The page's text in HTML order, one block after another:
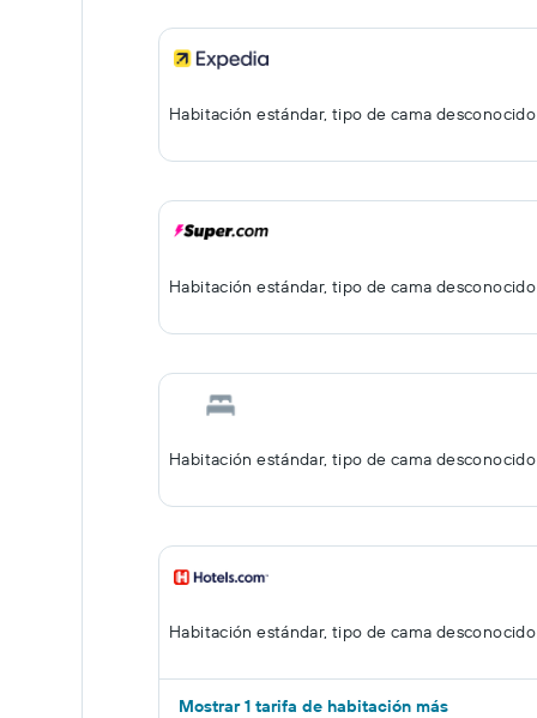
Habitación estándar, tipo de cama desconocido
Habitación estándar, tipo de cama desconocido
Habitación estándar, tipo de cama desconocido
Habitación estándar, tipo de cama desconocido
Mostrar 1 tarifa de habitación más